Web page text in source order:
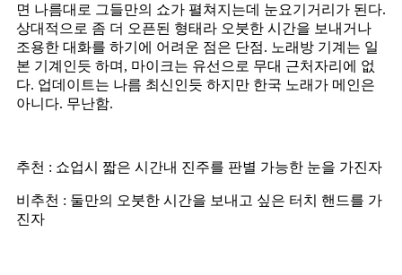
면 나름대로 그들만의 쇼가 펼쳐지는데 눈요기거리가 된다.
상대적으로 좀 더 오픈된 형태라 오붓한 시간을 보내거나
조용한 대화를 하기에 어려운 점은 단점. 노래방 기계는 일
본 기계인듯 하며, 마이크는 유선으로 무대 근처자리에 없
다. 업데이트는 나름 최신인듯 하지만 한국 노래가 메인은
아니다. 무난함.
추천 : 쇼업시 짧은 시간내 진주를 판별 가능한 눈을 가진자
비추천 : 둘만의 오붓한 시간을 보내고 싶은 터치 핸드를 가
진자